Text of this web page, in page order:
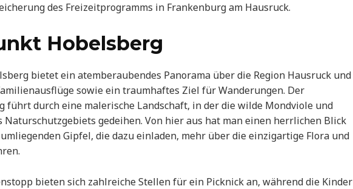
des Freizeitprogramms in Frankenburg am Hausruck.
Hobelsberg
bietet ein atemberaubendes Panorama über die Region Hausruck und
sowie ein traumhaftes Ziel für Wanderungen. Der
führt durch eine malerische Landschaft, in der die wilde Mondviole und
Naturschutzgebiets gedeihen. Von hier aus hat man einen herrlichen Blick
Gipfel, die dazu einladen, mehr über die einzigartige Flora und
bieten sich zahlreiche Stellen für ein Picknick an, während die Kinder